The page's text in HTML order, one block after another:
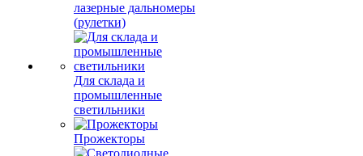
лазерные дальномеры
(рулетки)
Для склада и
промышленные
светильники
Прожекторы